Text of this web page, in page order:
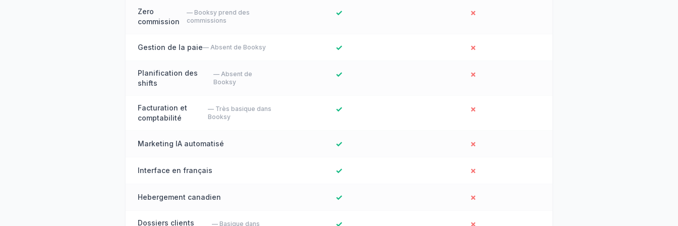
Zero
commission
—Booksy prend des
commissions
✓ ✗
Gestion de la paie— Absent de Booksy ✓ ✗
Planification des
shifts
—Absent de
Booksy
✓ ✗
Facturation et
comptabilité
— Très basique dans
Booksy
✓ ✗
Marketing IA automatisé ✓ ✗
Interface en français ✓ ✗
Hebergement canadien ✓ ✗
Dossiers clients — Basique dans ✓ ✗